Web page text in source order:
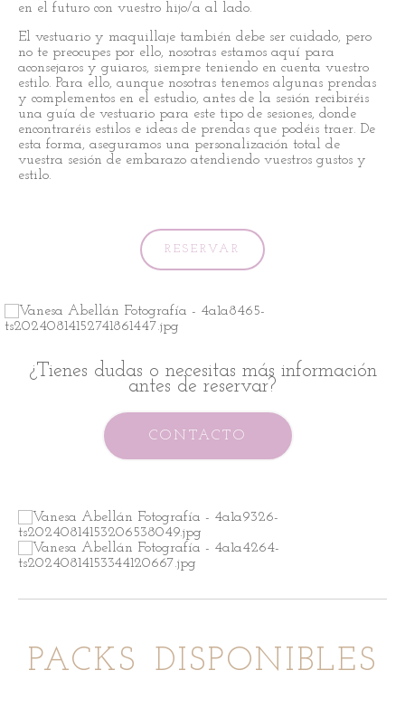
en el futuro con vuestro hijo/a al lado.
El vestuario y maquillaje también debe ser cuidado, pero
no te preocupes por ello, nosotras estamos aquí para
aconsejaros y guiaros, siempre teniendo en cuenta vuestro
estilo. Para ello, aunque nosotras tenemos algunas prendas
y complementos en el estudio, antes de la sesión recibiréis
una guía de vestuario para este tipo de sesiones, donde
encontraréis estilos e ideas de prendas que podéis traer. De
esta forma, aseguramos una personalización total de
vuestra sesión de embarazo atendiendo vuestros gustos y
estilo.
RESERVAR
¿Tienes dudas o necesitas más información
antes de reservar?
CONTACTO
PACKS DISPONIBLES